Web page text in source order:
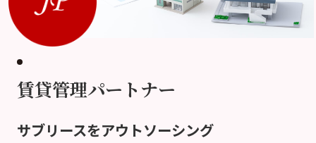
賃貸管理パートナー
サブリースをアウトソーシング